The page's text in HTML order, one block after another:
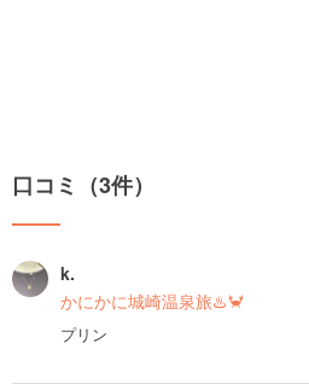
口コミ（3件）
k.
かにかに城崎温泉旅♨️🦀
プリン